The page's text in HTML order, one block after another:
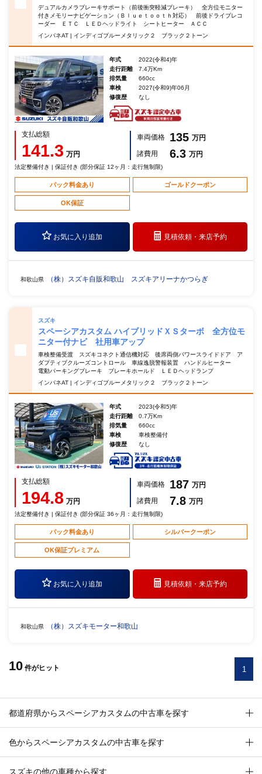
デュアルカメラブレーキサポート（前後衝突軽減ブレーキ） 全方位モニター
付きメモリーナビゲーション（Ｂｌｕｅｔｏｏｔｈ対応） 前後ドライブレコ
ーダー ＥＴＣ ＬＥＤヘッドライト シートヒーター ＡＣＣ
インパネAT | インディゴブルーメタリック２ ブラック２トーン
年式
2022(令和4)年
走行距離
7.4万Km
排気量
660cc
車検
2027(令和9)年06月
修復歴
なし
支払総額
141.3 万円
車両価格 135 万円
諸費用
6.3 万円
法定整備付き | 保証付き (部分保証 12ヶ月：走行無制限)
パック料金あり ゴールドクーポン
OK保証
お気に入り追加 見積依頼・来店予約
和歌山県 （株）スズキ自販和歌山 スズキアリーナかつらぎ
スズキ
スペーシアカスタム ハイブリッドＸＳターボ 全方位モ
ニター付ナビ 社用車アップ
車検整備受渡 スズキコネクト通信機対応 後席両側パワースライドドア ア
ダプティブクルーズコントロール 車線逸脱警報装置 ハンドルヒーター
電動パーキングブレーキ ブレーキホールド ＬＥＤヘッドランプ
インパネAT | インディゴブルーメタリック２ ブラック２トーン
年式
2023(令和5)年
走行距離
0.7万Km
排気量
660cc
車検
車検整備付
修復歴
なし
支払総額
194.8 万円
車両価格 187 万円
諸費用
7.8 万円
法定整備付き | 保証付き (部分保証 36ヶ月：走行無制限)
パック料金あり シルバークーポン
OK保証プレミアム
お気に入り追加 見積依頼・来店予約
和歌山県 （株）スズキモーター和歌山
10 件がヒット 1
都道府県からスペーシアカスタムの中古車を探す
色からスペーシアカスタムの中古車を探す
スズキの他の車種から探す